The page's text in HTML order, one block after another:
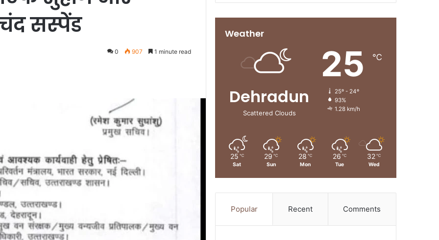
सस्पेंड
0 907 1 minute read
Weather
Dehradun
Scattered Clouds
25 ℃
25º - 24º
93%
1.28 km/h
25 ℃
Sat
29 ℃
Sun
28 ℃
Mon
26 ℃
Tue
32 ℃
Wed
Popular Recent Comments